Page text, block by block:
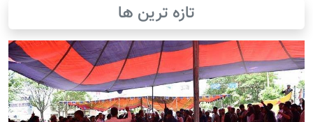
تازه ترین ها